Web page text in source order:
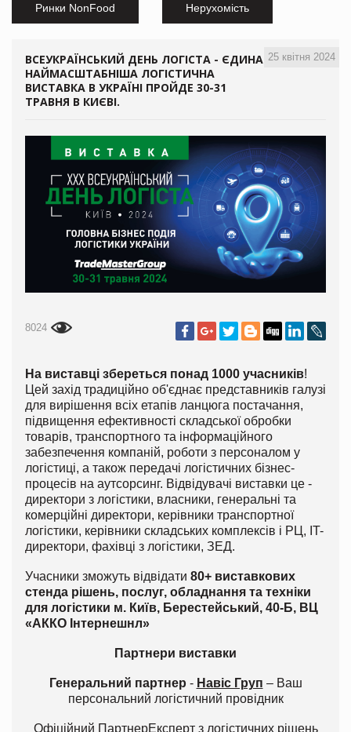
Ринки NonFood Нерухомість
25 квітня 2024
ВСЕУКРАЇНСЬКИЙ ДЕНЬ ЛОГІСТА - ЄДИНА
НАЙМАСШТАБНІША ЛОГІСТИЧНА
ВИСТАВКА В УКРАЇНІ ПРОЙДЕ 30-31
ТРАВНЯ В КИЄВІ.
8024
На виставці збереться понад 1000 учасників!
Цей захід традиційно об'єднає представників галузі
для вирішення всіх етапів ланцюга постачання,
підвищення ефективності складської обробки
товарів, транспортного та інформаційного
забезпечення компаній, роботи з персоналом у
логістиці, а також передачі логістичних бізнес-
процесів на аутсорсинг. Відвідувачі виставки це -
директори з логістики, власники, генеральні та
комерційні директори, керівники транспортної
логістики, керівники складських комплексів і РЦ, IT-
директори, фахівці з логістики, ЗЕД.
Учасники зможуть відвідати 80+ виставкових
стенда рішень, послуг, обладнання та техніки
для логістики м. Київ, Берестейський, 40-Б, ВЦ
«АККО Інтернешнл»
Партнери виставки
Генеральний партнер - Навіс Груп – Ваш
персональний логістичний провідник
Офіційний ПартнерЕксперт з логістичних рішень